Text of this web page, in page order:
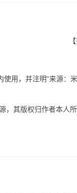
【
用，并注明“来源：
，其版权归作者本人